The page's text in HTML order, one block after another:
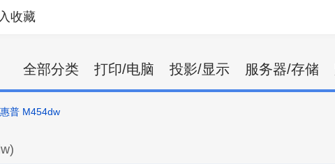
收藏
全部分类 打印/电脑 投影/显示 服务器/存储
惠普 M454dw